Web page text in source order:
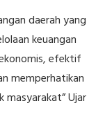
daerah yang
keuangan
efektif
memperhatikan
Ujar